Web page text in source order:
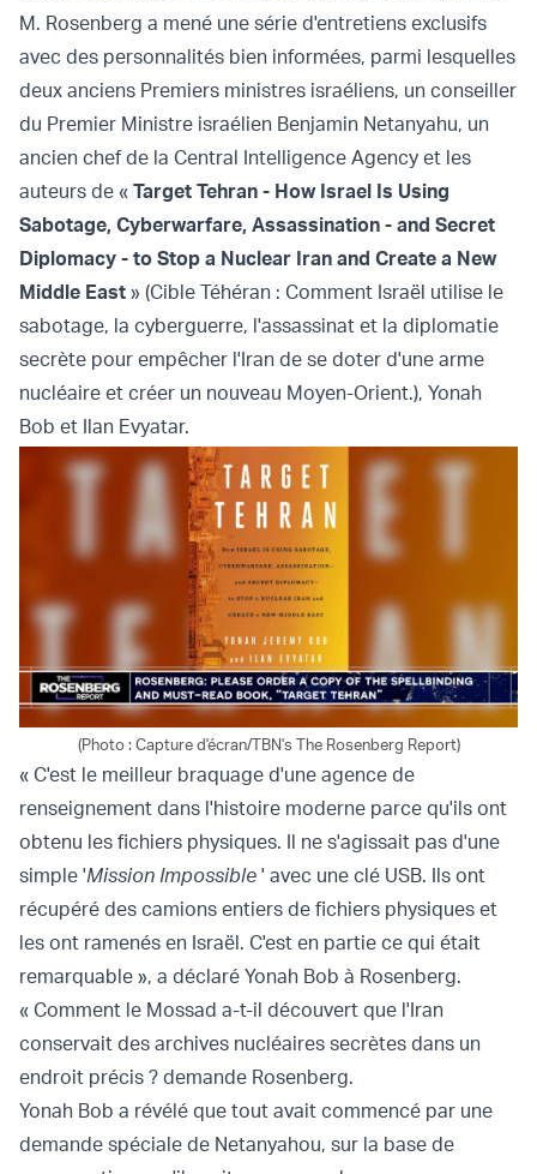
M. Rosenberg a mené une série d'entretiens exclusifs
avec des personnalités bien informées, parmi lesquelles
deux anciens Premiers ministres israéliens, un conseiller
du Premier Ministre israélien Benjamin Netanyahu, un
ancien chef de la Central Intelligence Agency et les
auteurs de « Target Tehran - How Israel Is Using
Sabotage, Cyberwarfare, Assassination - and Secret
Diplomacy - to Stop a Nuclear Iran and Create a New
Middle East » (Cible Téhéran : Comment Israël utilise le
sabotage, la cyberguerre, l'assassinat et la diplomatie
secrète pour empêcher l'Iran de se doter d'une arme
nucléaire et créer un nouveau Moyen-Orient.), Yonah
Bob et Ilan Evyatar.
(Photo : Capture d'écran/TBN's The Rosenberg Report)
« C'est le meilleur braquage d'une agence de
renseignement dans l'histoire moderne parce qu'ils ont
obtenu les fichiers physiques. Il ne s'agissait pas d'une
simple 'Mission Impossible ' avec une clé USB. Ils ont
récupéré des camions entiers de fichiers physiques et
les ont ramenés en Israël. C'est en partie ce qui était
remarquable », a déclaré Yonah Bob à Rosenberg.
« Comment le Mossad a-t-il découvert que l'Iran
conservait des archives nucléaires secrètes dans un
endroit précis ? demande Rosenberg.
Yonah Bob a révélé que tout avait commencé par une
demande spéciale de Netanyahou, sur la base de